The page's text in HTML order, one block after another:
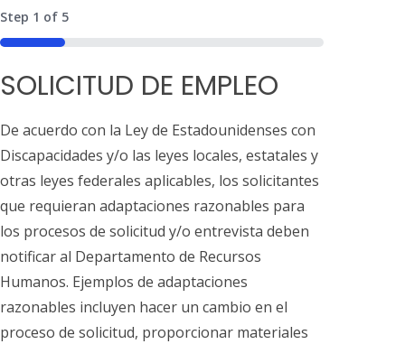
Step 1 of 5
20%
SOLICITUD DE EMPLEO
De acuerdo con la Ley de Estadounidenses con
Discapacidades y/o las leyes locales, estatales y
otras leyes federales aplicables, los solicitantes
que requieran adaptaciones razonables para
los procesos de solicitud y/o entrevista deben
notificar al Departamento de Recursos
Humanos. Ejemplos de adaptaciones
razonables incluyen hacer un cambio en el
proceso de solicitud, proporcionar materiales